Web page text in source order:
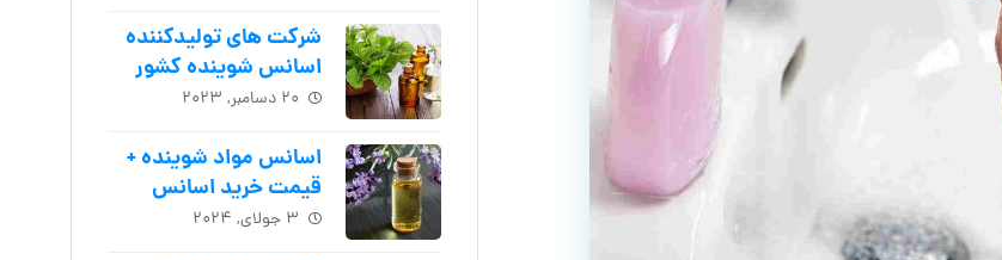
شرکت های تولیدکننده
اسانس شوینده کشور
۲۰ دسامبر, ۲۰۲۳
اسانس مواد شوینده +
قیمت خرید اسانس
۳ جولای, ۲۰۲۴